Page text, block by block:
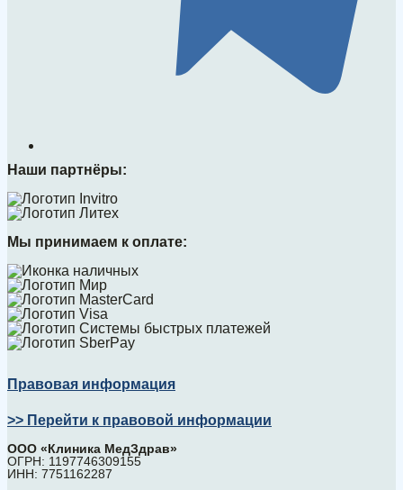
Наши партнёры:
Мы принимаем к оплате:
Правовая информация
>> Перейти к правовой информации
ООО «Клиника МедЗдрав»
ОГРН: 1197746309155
ИНН: 7751162287